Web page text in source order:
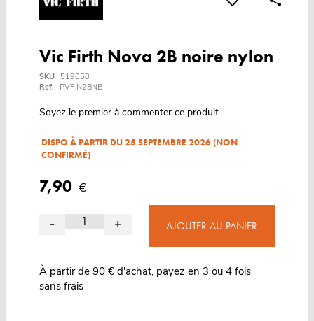
Vic Firth Nova 2B noire nylon
SKU
519058
Ref.
PVF N2BNB
Soyez le premier à commenter ce produit
DISPO À PARTIR DU 25 SEPTEMBRE 2026 (NON
CONFIRMÉ)
7,90 €
- + AJOUTER AU PANIER
À partir de 90 € d'achat, payez en 3 ou 4 fois
sans frais